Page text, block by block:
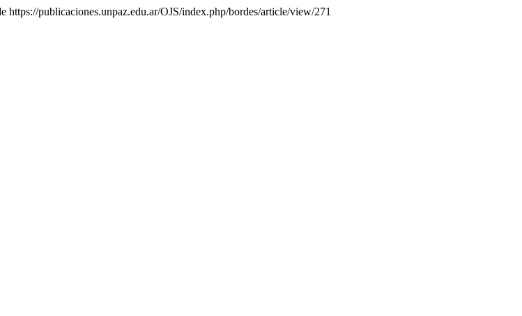
https://publicaciones.unpaz.edu.ar/OJS/index.php/bordes/article/view/271